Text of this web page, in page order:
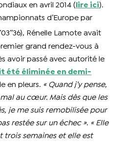
en avril 2014 ( lire ici ).
d’Europe par
Rénelle Lamote avait
grand rendez-vous à
avoir passé avec autorité le
été éliminée en demi-
en pleurs. « Quand j’y pense,
au cœur. Mais dès que les
je me suis remobilisée pour
restée sur un échec ». « Elle
semaines et elle est